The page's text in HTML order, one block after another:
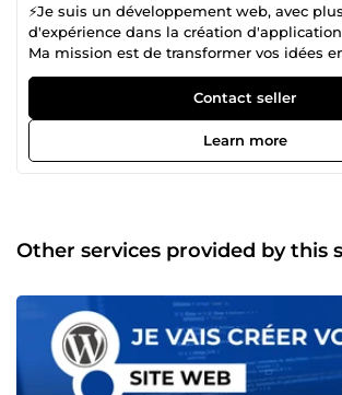
⚡Je suis un développement web, avec
d'expérience dans la création
Ma mission est de transformer vos idées
créant des solutions sur mesure, conçues
vos besoins spécifiques. ✅ J'ai eu le
avec une multitude de clients satisfaits, de
commerce, en offrant mes services de
web. Mon approche se distingue par une
l'intégration de maquette, la conception de
données, Typescript, Git, MySQL, Node.js,
mesure, de la maintenance ou de la
web ou mobile, je suis prêt à vous fournir
innovantes qui font la différence. N'hésitez
contacter pour discuter de votre projet.
pouvons donner vie à vos idées ! 🚀⚡
Contact seller
Learn more
Other services provided by this